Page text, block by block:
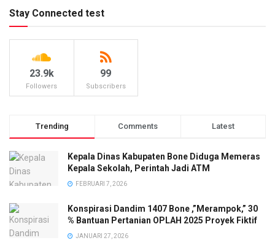
Stay Connected test
23.9k
Followers
99
Subscribers
Trending Comments Latest
Kepala Dinas Kabupaten Bone Diduga Memeras
Kepala Sekolah, Perintah Jadi ATM
FEBRUARI 7, 2026
Konspirasi Dandim 1407 Bone ,”Merampok,” 30
% Bantuan Pertanian OPLAH 2025 Proyek Fiktif
JANUARI 27, 2026